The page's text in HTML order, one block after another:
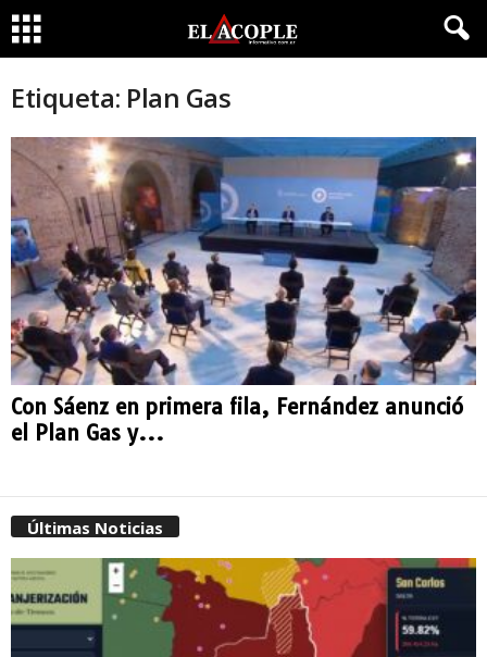
Etiqueta: Plan Gas
Con Sáenz en primera fila, Fernández anunció
el Plan Gas y...
Últimas Noticias